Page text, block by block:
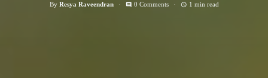
By Resya Raveendran comment 0 Comments access_time 1 min read